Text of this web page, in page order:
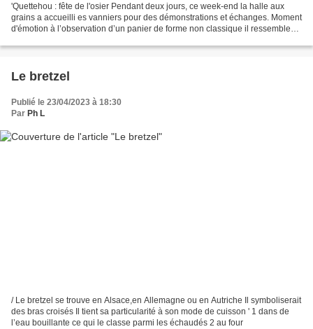
'Quettehou : fête de l'osier Pendant deux jours, ce week-end la halle aux
grains a accueilli es vanniers pour des démonstrations et échanges. Moment
d'émotion à l’observation d’un panier de forme non classique il ressemble
Le bretzel
Publié le 23/04/2023 à 18:30
Par Ph L
/ Le bretzel se trouve en Alsace,en Allemagne ou en Autriche Il symboliserait
des bras croisés Il tient sa particularité à son mode de cuisson ' 1 dans de
l’eau bouillante ce qui le classe parmi les échaudés 2 au four